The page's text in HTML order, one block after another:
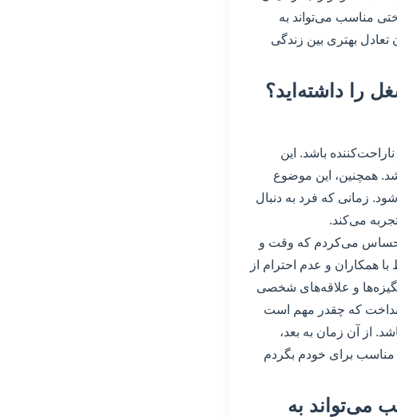
مناسب می‌تواند به
بهتری بین زندگی
را داشته‌اید؟
باشد. این
همچنین، این موضوع
زمانی که فرد به دنبال
می‌کند.
احساس می‌کردم که وقت و
همکاران و عدم احترام از
و علاقه‌های شخصی
که چقدر مهم است
از آن زمان به بعد،
برای خودم بگردم
می‌تواند به